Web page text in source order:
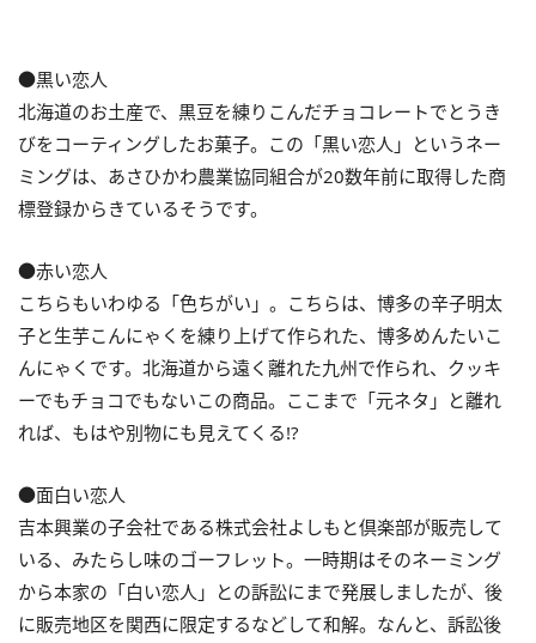
●黒い恋人
北海道のお土産で、黒豆を練りこんだチョコレートでとうき
びをコーティングしたお菓子。この「黒い恋人」というネー
ミングは、あさひかわ農業協同組合が20数年前に取得した商
標登録からきているそうです。
●赤い恋人
こちらもいわゆる「色ちがい」。こちらは、博多の辛子明太
子と生芋こんにゃくを練り上げて作られた、博多めんたいこ
んにゃくです。北海道から遠く離れた九州で作られ、クッキ
ーでもチョコでもないこの商品。ここまで「元ネタ」と離れ
れば、もはや別物にも見えてくる!?
●面白い恋人
吉本興業の子会社である株式会社よしもと倶楽部が販売して
いる、みたらし味のゴーフレット。一時期はそのネーミング
から本家の「白い恋人」との訴訟にまで発展しましたが、後
に販売地区を関西に限定するなどして和解。なんと、訴訟後